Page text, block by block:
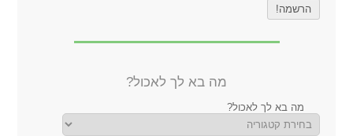
מה בא לך לאכול?
מה בא לך לאכול?